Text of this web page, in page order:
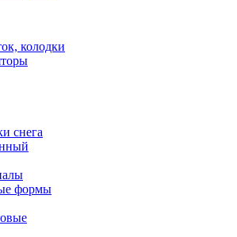
колодки
снега
формы